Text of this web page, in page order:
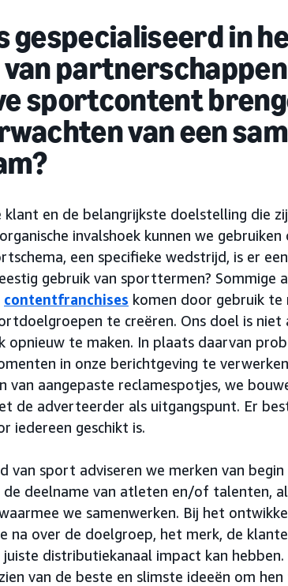
gespecialiseerd in
sportcontent
van een
en de belangrijkste doelstelling die
invalshoek kunnen we
een specifieke wedstrijd, is er
gebruik van sporttermen? Sommige
contentfranchises komen door gebruik te
te creëren. Ons doel is niet
opnieuw te maken. In plaats daarvan
in onze berichtgeving te
aangepaste reclamespotjes, we
de adverteerder als uitgangspunt. Er
iedereen geschikt is.
van sport adviseren we merken van
de deelname van atleten en/of talenten,
we samenwerken. Bij het
na over de doelgroep, het merk, de
distributiekanaal impact kan
van de beste en slimste ideeën om